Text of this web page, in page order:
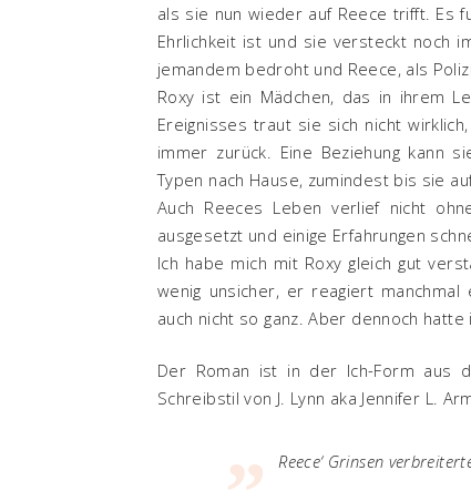
als sie nun wieder auf Reece trifft. Es
Ehrlichkeit ist und sie versteckt noch
jemandem bedroht und Reece, als
Roxy ist ein Mädchen, das in ihrem
Ereignisses traut sie sich nicht
immer zurück. Eine Beziehung kann
Typen nach Hause, zumindest bis sie
Auch Reeces Leben verlief nicht
ausgesetzt und einige Erfahrungen
Ich habe mich mit Roxy gleich gut
wenig unsicher, er reagiert
auch nicht so ganz. Aber dennoch
Der Roman ist in der Ich-Form aus
Schreibstil von J. Lynn aka Jennifer L.
Reece‘ Grinsen